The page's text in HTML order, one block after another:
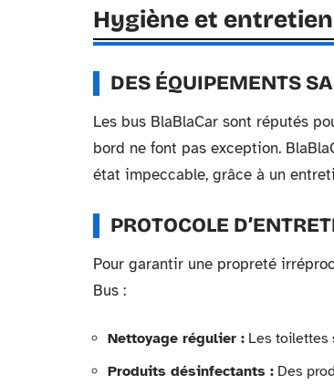
Hygiène et
DES ÉQUIPEMENTS
Les bus BlaBlaCar sont réputés
bord ne font pas exception.
état impeccable, grâce à un
PROTOCOLE
Pour garantir une propreté
Bus :
Nettoyage régulier : Les toilettes
Produits désinfectants : Des